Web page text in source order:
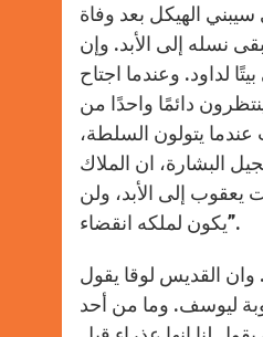
الهيكل بعد وفاة
نسله إلى الأبد. وإن
لداود. وعندما اجتاح
دائمًا واحدًا من
يتولون السلطة،
البشارة، ان الملاك
يعقوب إلى الأبد، ولن
يكون لملكه انقضاء”.
وان القديس لوقا يقول
ليوسف. وما من أحد